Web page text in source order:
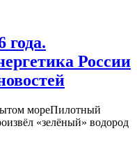
года.
России
мореПилотный
«зелёный» водород